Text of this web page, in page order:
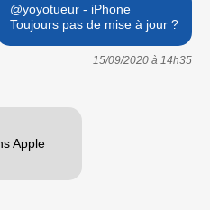
@yoyotueur - iPhone
Toujours pas de mise à jour ?
15/09/2020 à 14h35
Apple